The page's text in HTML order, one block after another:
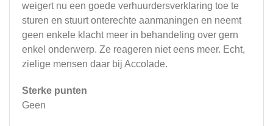
weigert nu een goede verhuurdersverklaring toe te
sturen en stuurt onterechte aanmaningen en neemt
geen enkele klacht meer in behandeling over gern
enkel onderwerp. Ze reageren niet eens meer. Echt,
zielige mensen daar bij Accolade.
Sterke punten
Geen